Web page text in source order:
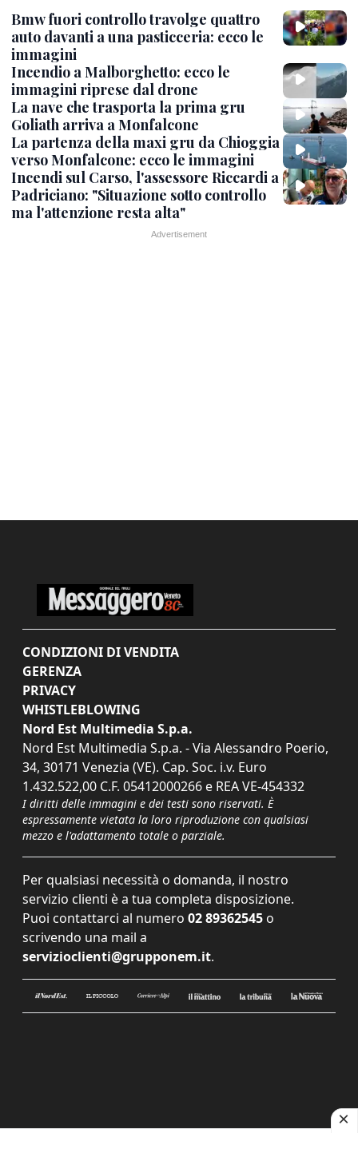
Bmw fuori controllo travolge quattro
auto davanti a una pasticceria: ecco le
immagini
Incendio a Malborghetto: ecco le
immagini riprese dal drone
La nave che trasporta la prima gru
Goliath arriva a Monfalcone
La partenza della maxi gru da Chioggia
verso Monfalcone: ecco le immagini
Incendi sul Carso, l'assessore Riccardi a
Padriciano: "Situazione sotto controllo
ma l'attenzione resta alta"
CONDIZIONI DI VENDITA
GERENZA
PRIVACY
WHISTLEBLOWING
Nord Est Multimedia S.p.a.
Nord Est Multimedia S.p.a. - Via Alessandro Poerio,
34, 30171 Venezia (VE). Cap. Soc. i.v. Euro
1.432.522,00 C.F. 05412000266 e REA VE-454332
I diritti delle immagini e dei testi sono riservati. È
espressamente vietata la loro riproduzione con qualsiasi
mezzo e l'adattamento totale o parziale.
Per qualsiasi necessità o domanda, il nostro
servizio clienti è a tua completa disposizione.
Puoi contattarci al numero 02 89362545 o
scrivendo una mail a
servizioclienti@grupponem.it.